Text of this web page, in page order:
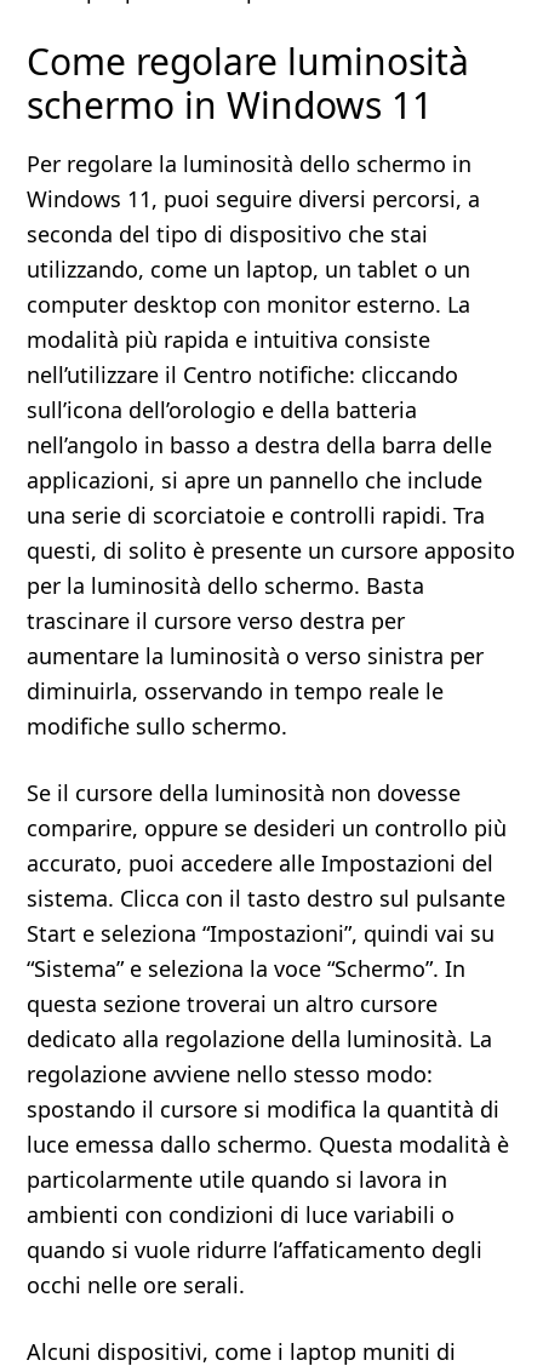
Come regolare luminosità
schermo in Windows 11
Per regolare la luminosità dello schermo in
Windows 11, puoi seguire diversi percorsi, a
seconda del tipo di dispositivo che stai
utilizzando, come un laptop, un tablet o un
computer desktop con monitor esterno. La
modalità più rapida e intuitiva consiste
nell’utilizzare il Centro notifiche: cliccando
sull’icona dell’orologio e della batteria
nell’angolo in basso a destra della barra delle
applicazioni, si apre un pannello che include
una serie di scorciatoie e controlli rapidi. Tra
questi, di solito è presente un cursore apposito
per la luminosità dello schermo. Basta
trascinare il cursore verso destra per
aumentare la luminosità o verso sinistra per
diminuirla, osservando in tempo reale le
modifiche sullo schermo.
Se il cursore della luminosità non dovesse
comparire, oppure se desideri un controllo più
accurato, puoi accedere alle Impostazioni del
sistema. Clicca con il tasto destro sul pulsante
Start e seleziona “Impostazioni”, quindi vai su
“Sistema” e seleziona la voce “Schermo”. In
questa sezione troverai un altro cursore
dedicato alla regolazione della luminosità. La
regolazione avviene nello stesso modo:
spostando il cursore si modifica la quantità di
luce emessa dallo schermo. Questa modalità è
particolarmente utile quando si lavora in
ambienti con condizioni di luce variabili o
quando si vuole ridurre l’affaticamento degli
occhi nelle ore serali.
Alcuni dispositivi, come i laptop muniti di